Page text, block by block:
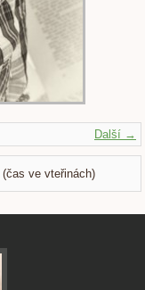
Další →
(čas ve vteřinách)